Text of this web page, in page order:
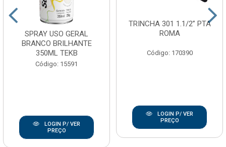
SPRAY USO GERAL
BRANCO BRILHANTE
350ML TEKB
Código: 15591
LOGIN P/ VER
PREÇO
TRINCHA 301 1.1/2” PTA
ROMA
Código: 170390
LOGIN P/ VER
PREÇO